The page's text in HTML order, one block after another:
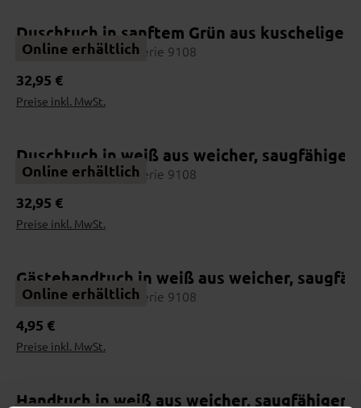
Online erhältlich
Duschtuch in sanftem Grün aus
Interliving Handtuch Serie 9108
Regulärer Preis:
32,95 €
Preise inkl. MwSt.
Online erhältlich
Duschtuch in weiß aus weicher, saugfähiger
Interliving Handtuch Serie 9108
Regulärer Preis:
32,95 €
Preise inkl. MwSt.
Online erhältlich
Gästehandtuch in weiß aus weicher,
Interliving Handtuch Serie 9108
Regulärer Preis:
4,95 €
Preise inkl. MwSt.
Handtuch in weiß aus weicher, saugfähiger